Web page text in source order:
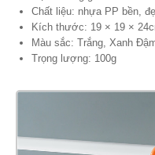
Chất liệu: nhựa PP bền,
Kích thước: 19 × 19 ×
Màu sắc: Trắng, Xanh
Trọng lượng: 100g